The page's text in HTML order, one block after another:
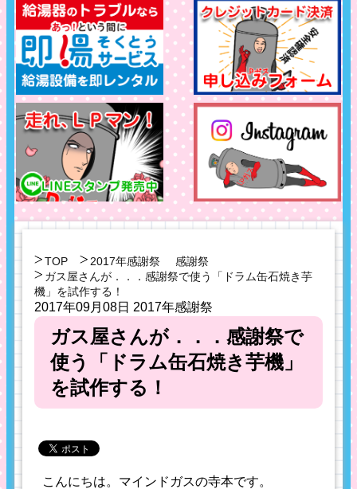
TOP 2017年感謝祭
感謝祭
ガス屋さんが．．．感謝祭で使う「ドラム缶石焼き芋
機」を試作する！
2017年09月08日 2017年感謝祭
ガス屋さんが．．．感謝祭で
使う「ドラム缶石焼き芋機」
を試作する！
こんにちは。マインドガスの寺本です。